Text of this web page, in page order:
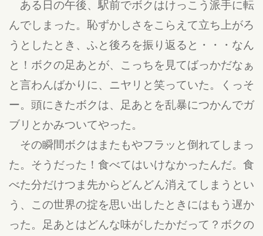
ある日の午後、駅前でボクはけっこう派手に転
んでしまった。恥ずかしさをこらえて立ち上がろ
うとしたとき、ふと後ろを振り返ると・・・なん
と！ボクの足あとが、こっちを見てばっかだなぁ
と言わんばかりに、ニヤリと笑っていた。くっそ
ー。頭にきたボクは、足あとを乱暴につかんでガ
ブリとかみついてやった。
その瞬間ボクはまたもやフラッと倒れてしまっ
た。そうだった！食べてはいけなかったんだ。食
べた分だけつま先からどんどん消えてしまうとい
う、この世界の掟を思い出したときにはもう遅か
った。足あとはどんな味がしたかだって？ボクの